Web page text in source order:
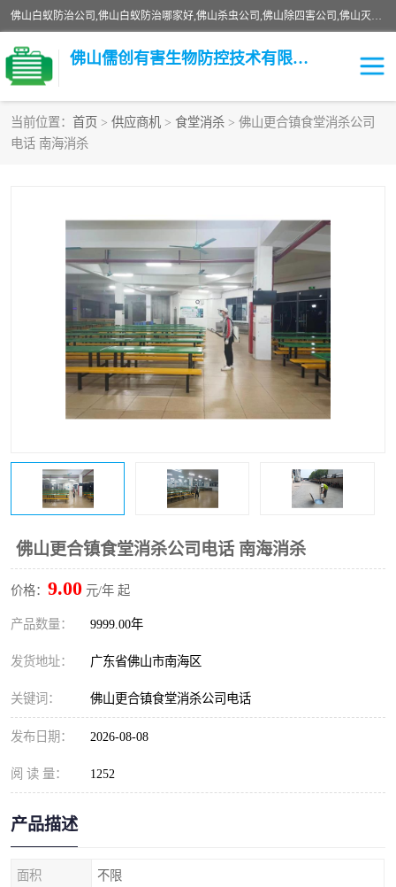
佛山白蚁防治公司,佛山白蚁防治哪家好,佛山杀虫公司,佛山除四害公司,佛山灭白蚁公司,佛山白蚁防治佛山儒创有害生物防治有限公司是一家佛山杀虫公司、佛山除四害公司、佛山灭白蚁公司、佛山白蚁防治公司，让您远离虫害困扰。要问佛山白蚁防治哪家好？佛山儒创有害生物防治有限公司全佛山、广州，正规公司，上门勘查，可靠，售后有保障。
佛山儒创有害生物防控技术有限公司
当前位置： 首页 > 供应商机 > 食堂消杀 > 佛山更合镇食堂消杀公司
电话 南海消杀
佛山更合镇食堂消杀公司电话 南海消杀
价格： 9.00 元/年 起
产品数量： 9999.00年
发货地址： 广东省佛山市南海区
关键词： 佛山更合镇食堂消杀公司电话
发布日期： 2026-08-08
阅 读 量： 1252
产品描述
面积 不限
白蚁消杀
食堂消杀
校园消杀 园区消杀
害虫防治